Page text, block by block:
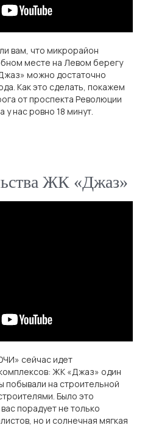
вам, что микрорайон
месте на Левом берегу
можно достаточно
Как это сделать, покажем
от проспекта Революции
у нас ровно 18 минут.
ЖК «Джаз»
сейчас идет
ЖК «Джаз» один
побывали на строительной
Было это
порадует не только
но и солнечная мягкая